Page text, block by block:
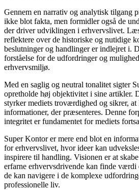
Gennem en narrativ og analytisk tilgang
ikke blot fakta, men formidler også de
der driver udviklingen i erhvervslivet.
reflektere over de historiske og nutidige
beslutninger og handlinger er indlejret i.
forståelse for de udfordringer og
erhvervsmiljø.
Med en saglig og neutral tonalitet sigter
opretholde høj objektivitet i sine artikler.
styrker mediets troværdighed og sikrer, at
informationer, der præsenteres. Denne
integritet er fundamentet for mediets
Super Kontor er mere end blot en
for erhvervslivet, hvor ideer kan
inspirere til handling. Visionen er at
erfarne erhvervsdrivende kan finde værdi
de kan navigere i de komplexe
professionelle liv.